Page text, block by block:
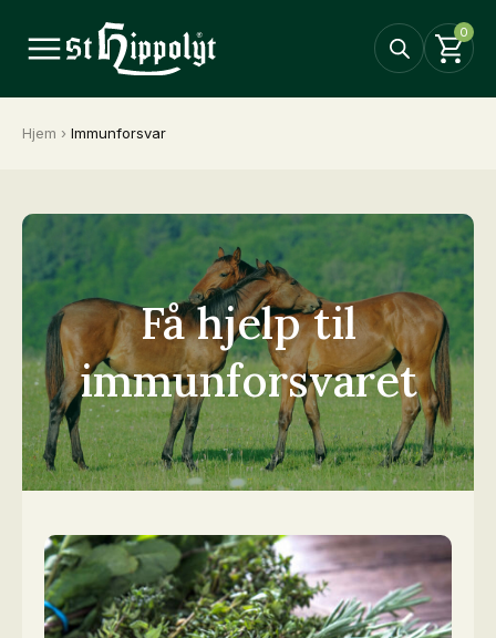
0
Hjem › Immunforsvar
Få hjelp til
immunforsvaret